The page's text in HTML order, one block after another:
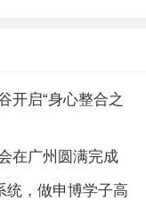
开启“身心整合之
在广州圆满完成
统，做申博学子高